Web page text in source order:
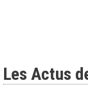
Les Actus